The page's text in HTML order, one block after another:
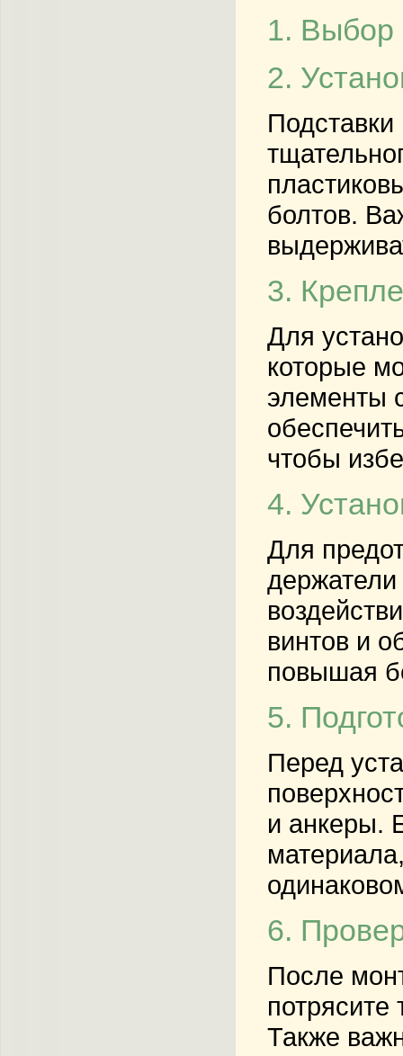
1. Выбор
2.
болтов.
3.
Для
которые
элементы
чтобы
4.
Для
винтов и
повышая
5.
Перед
и анкеры.
6.
После
Также